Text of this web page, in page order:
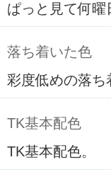
ぱっと見て何
落ち着いた色
彩度低めの落ち
TK基本配色
TK基本配色。